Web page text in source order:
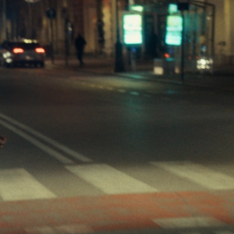
MARKETS, AWARDS
Film Festival Rotterdam
Berlin
Festival - Bio to B Industry
Festival
d’Arte
Venezia
Film Festival
Cinema di Roma